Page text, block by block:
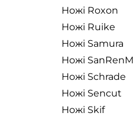
Ножі Roxon
Ножі Ruike
Ножі Samura
Ножі
Ножі Schrade
Ножі Sencut
Ножі Skif